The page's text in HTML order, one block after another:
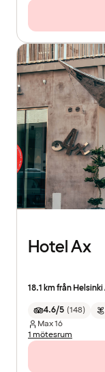
Hotel Ax
18.1 km från
4.6/5 (148)
Max16
1 mötesrum